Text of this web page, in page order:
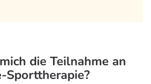
die Teilnahme an
Sporttherapie?